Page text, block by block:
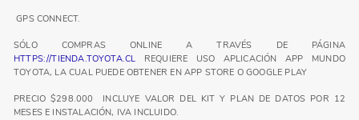
GPS CONNECT.
SÓLO COMPRAS ONLINE A TRAVÉS DE PÁGINA
HTTPS://TIENDA.TOYOTA.CL REQUIERE USO APLICACIÓN APP MUNDO
TOYOTA, LA CUAL PUEDE OBTENER EN APP STORE O GOOGLE PLAY
PRECIO $298.000 INCLUYE VALOR DEL KIT Y PLAN DE DATOS POR 12
MESES E INSTALACIÓN, IVA INCLUIDO.